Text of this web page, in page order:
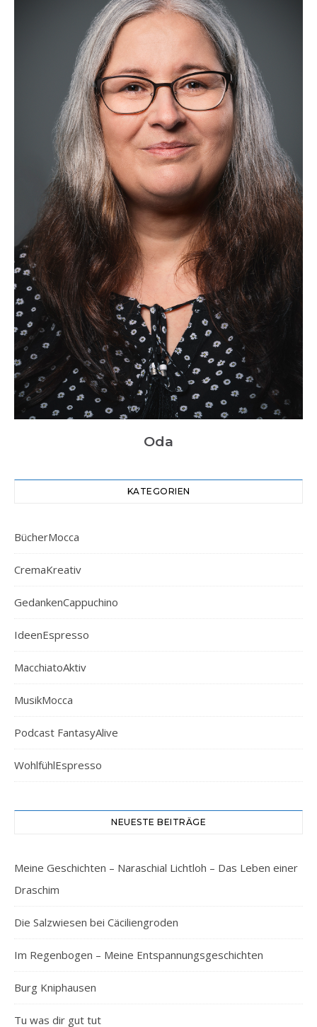
Oda
KATEGORIEN
BücherMocca
CremaKreativ
GedankenCappuchino
IdeenEspresso
MacchiatoAktiv
MusikMocca
Podcast FantasyAlive
WohlfühlEspresso
NEUESTE BEITRÄGE
Meine Geschichten – Naraschial Lichtloh – Das Leben einer
Draschim
Die Salzwiesen bei Cäciliengroden
Im Regenbogen – Meine Entspannungsgeschichten
Burg Kniphausen
Tu was dir gut tut